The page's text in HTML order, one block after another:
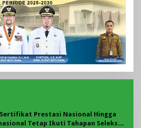
Prestasi Nasional Hingga
Tetap Ikuti Tahapan Seleksi